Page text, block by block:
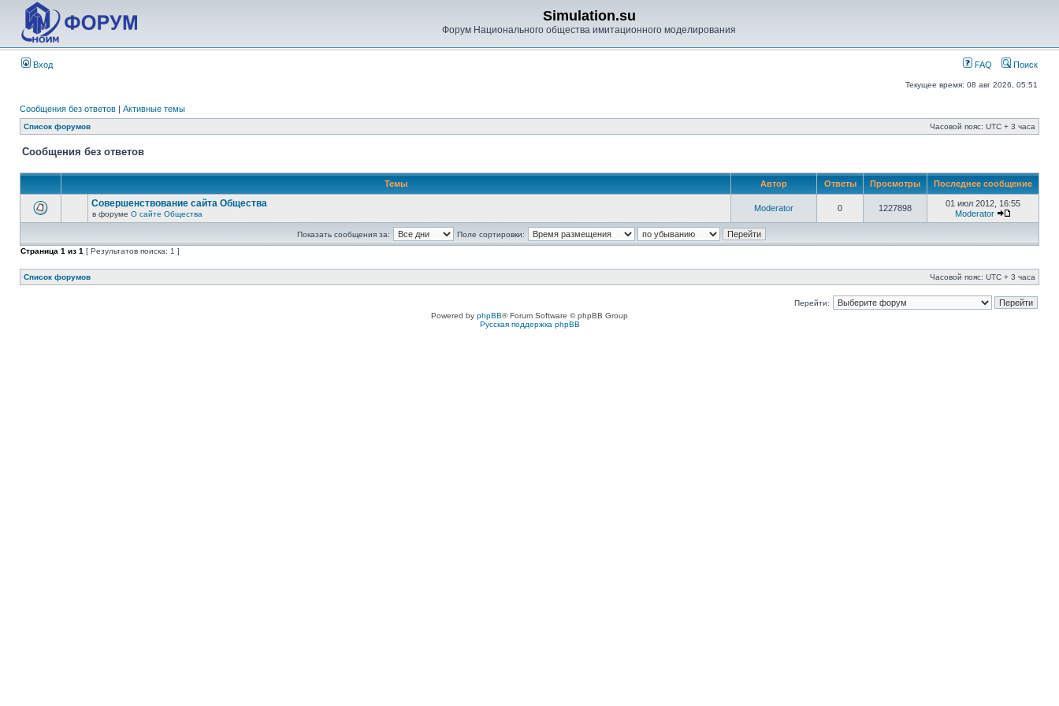
Simulation.su
Форум Национального общества имитационного моделирования
Вход FAQ Поиск
Текущее время: 08 авг 2026, 05:51
Сообщения без ответов | Активные темы
Список форумов Часовой пояс: UTC + 3 часа
Сообщения без ответов
Темы Автор Ответы Просмотры Последнее сообщение
Совершенствование сайта Общества
в форуме О сайте Общества
Moderator 0 1227898
01 июл 2012, 16:55
Moderator
Показать сообщения за:
Поле сортировки:
Страница 1 из 1 [ Результатов поиска: 1 ]
Список форумов Часовой пояс: UTC + 3 часа
Перейти:
Powered by phpBB® Forum Software © phpBB Group
Русская поддержка phpBB